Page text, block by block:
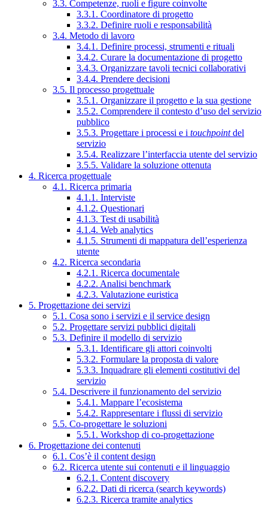
3.3. Competenze, ruoli e figure coinvolte
3.3.1. Coordinatore di progetto
3.3.2. Definire ruoli e responsabilità
3.4. Metodo di lavoro
3.4.1. Definire processi, strumenti e rituali
3.4.2. Curare la documentazione di progetto
3.4.3. Organizzare tavoli tecnici collaborativi
3.4.4. Prendere decisioni
3.5. Il processo progettuale
3.5.1. Organizzare il progetto e la sua gestione
3.5.2. Comprendere il contesto d’uso del servizio
pubblico
3.5.3. Progettare i processi e i touchpointdel
servizio
3.5.4. Realizzare l’interfaccia utente del servizio
3.5.5. Validare la soluzione ottenuta
4. Ricerca progettuale
4.1. Ricerca primaria
4.1.1. Interviste
4.1.2. Questionari
4.1.3. Test di usabilità
4.1.4. Web analytics
4.1.5. Strumenti di mappatura dell’esperienza
utente
4.2. Ricerca secondaria
4.2.1. Ricerca documentale
4.2.2. Analisi benchmark
4.2.3. Valutazione euristica
5. Progettazione dei servizi
5.1. Cosa sono i servizi e il service design
5.2. Progettare servizi pubblici digitali
5.3. Definire il modello di servizio
5.3.1. Identificare gli attori coinvolti
5.3.2. Formulare la proposta di valore
5.3.3. Inquadrare gli elementi costitutivi del
servizio
5.4. Descrivere il funzionamento del servizio
5.4.1. Mappare l’ecosistema
5.4.2. Rappresentare i flussi di servizio
5.5. Co-progettare le soluzioni
5.5.1. Workshop di co-progettazione
6. Progettazione dei contenuti
6.1. Cos’è il content design
6.2. Ricerca utente sui contenuti e il linguaggio
6.2.1. Content discovery
6.2.2. Dati di ricerca (search keywords)
6.2.3. Ricerca tramite analytics